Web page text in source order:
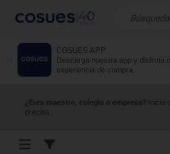
COSUES APP
Descarga nuestra app y disfruta
experiencia de compra.
¿Eres maestro, colegio o empresa? Inicia
precios.
Resultados